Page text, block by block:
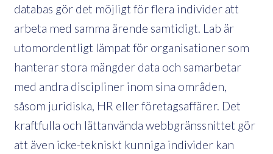
databas gör det möjligt för flera individer att
arbeta med samma ärende samtidigt. Lab är
utomordentligt lämpat för organisationer som
hanterar stora mängder data och samarbetar
med andra discipliner inom sina områden,
såsom juridiska, HR eller företagsaffärer. Det
kraftfulla och lättanvända webbgränssnittet gör
att även icke-tekniskt kunniga individer kan